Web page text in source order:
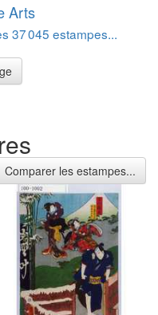
Arts
37 045 estampes...
Comparer les estampes...